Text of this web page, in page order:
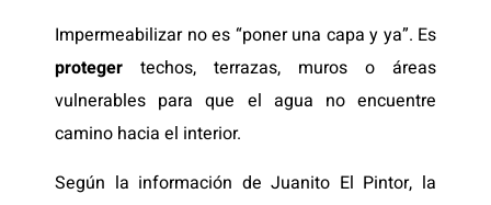
Impermeabilizar no es “poner una capa y ya”. Es
proteger techos, terrazas, muros o áreas
vulnerables para que el agua no encuentre
camino hacia el interior.
Según la información de Juanito El Pintor, la